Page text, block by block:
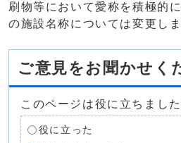
刷物等において愛称を積極的
の施設名称については変更しま
ご意見をお聞かせく
このページは役に立ちました
役に立った